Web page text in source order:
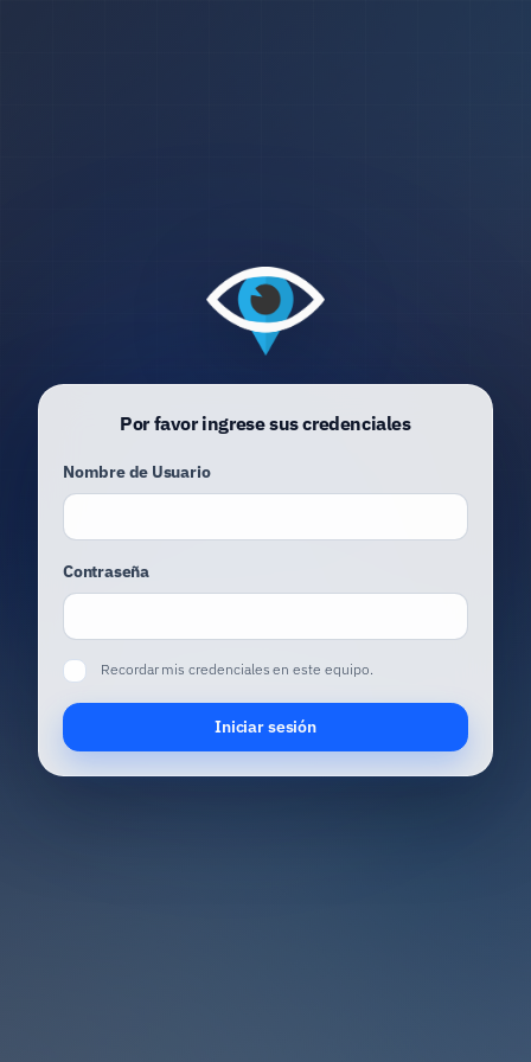
Por favor ingrese sus credenciales
Nombre de Usuario
Contraseña
Recordar mis credenciales en este equipo.
Iniciar sesión